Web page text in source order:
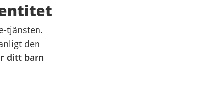
tjänsten.
den
ditt barn